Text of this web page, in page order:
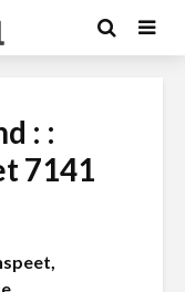
: :
7141